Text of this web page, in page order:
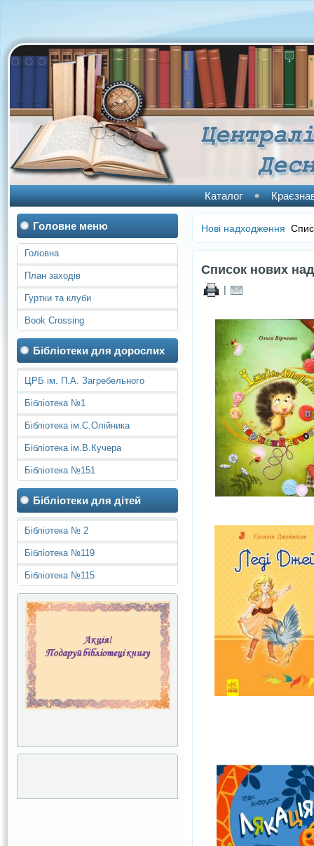
Каталог
Головне меню
Головна
План заходів
Гуртки та клуби
Book Crossing
Бібліотеки для дорослих
ЦРБ ім. П.А. Загребельного
Бібліотека №1
Бібліотека ім.С.Олійника
Бібліотека ім.В.Кучера
Бібліотека №151
Бібліотеки для дітей
Бібліотека № 2
Бібліотека №119
Бібліотека №115
Нові надходження
Список нових
|